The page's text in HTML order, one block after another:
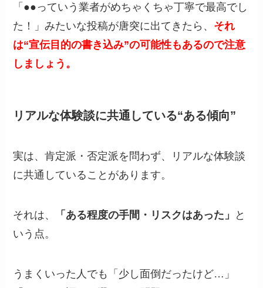
「●●っていう業者がめちゃくちゃ丁寧で最高でし
た！」みたいな投稿が唐突に出てきたら、 それ
は“宣伝目的の書き込み”の可能性もあるので注意
しましょう。
リアルな体験談に共通している“ある傾向”
実は、肯定派・否定派を問わず、リアルな体験談
に共通していることがあります。
それは、 「ある程度の手間・リスクはあった」
と
いう点。
うまくいった人でも「少し面倒だったけど…」